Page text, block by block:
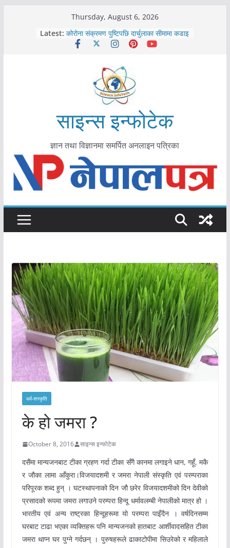
Thursday, August 6, 2026
Latest: कोरोना संक्रमण पुष्टिपछि दार्चुलाका सीमामा कडाइ
विराटनगर महानगरद्वारा पूर्ण खोप सुनिश्चित घोषणा
मकवानपुरमा खोरेत रोग विरुद्धको खोप लगाउन
आयुर्वेद चिकित्सा प्रणालीको भूमिका महत्वपूर्ण छ :
मुख्यमन्त्री शाह
काभ्रेपलाञ्चोकमा आयुर्वेद स्वास्थ्योपचारतर्फ
आकर्षण बढ्दै
साइन्स इन्फोटेक
ज्ञान तथा विज्ञानमा समर्पित अनलाइन पत्रिका
धर्म-सस्कृति
के हो जमरा ?
October 8, 2016 साइन्स इन्फोटेक
दसैंमा मान्यजनबाट टीका ग्रहण गर्दा टीका सँगै कानमा लगाइने धान, गहूँ, मकै
र जौका लामा आँकुरा।विजयादशमी र जमरा नेपाली संस्कृति एवं परम्पराका
परिपूरक शब्द हुन् । घटस्थापनाको दिन जौ छरेर विजयादशमीको दिन देवीको
प्रसादको रूपमा जमरा लगाउने परम्परा हिन्दू धर्मावलम्बी नेपालीको मात्र हो ।
भारतीय एवं अन्य राष्ट्रका हिन्दूहरूमा यो परम्परा पाइँदैन । वर्षदिनसम्म
घरबाट टाढा भएका व्यक्तिहरू पनि मान्यजनको हातबाट आर्शीवादसहित टीका
जमरा थाप्न घर पुग्ने गर्दछन् । पुरुषहरूले ढाकाटोपीमा सिउरेको र महिलाले